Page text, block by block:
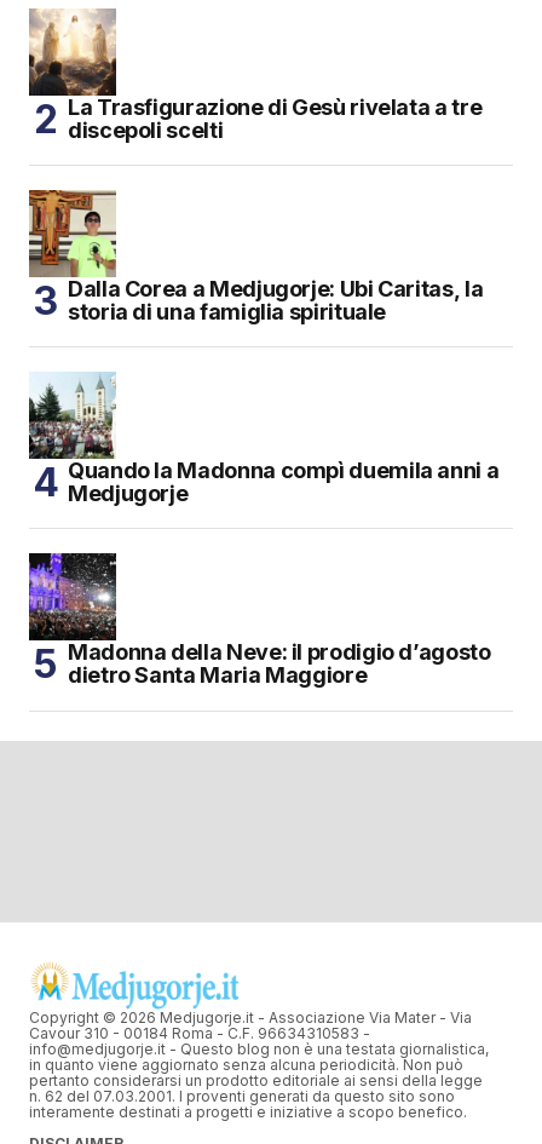
La Trasfigurazione di Gesù rivelata a tre
discepoli scelti
Dalla Corea a Medjugorje: Ubi Caritas, la
storia di una famiglia spirituale
Quando la Madonna compì duemila anni a
Medjugorje
Madonna della Neve: il prodigio d’agosto
dietro Santa Maria Maggiore
Copyright © 2026 Medjugorje.it - Associazione Via Mater - Via
Cavour 310 - 00184 Roma - C.F. 96634310583 -
info@medjugorje.it - Questo blog non è una testata giornalistica,
in quanto viene aggiornato senza alcuna periodicità. Non può
pertanto considerarsi un prodotto editoriale ai sensi della legge
n. 62 del 07.03.2001. I proventi generati da questo sito sono
interamente destinati a progetti e iniziative a scopo benefico.